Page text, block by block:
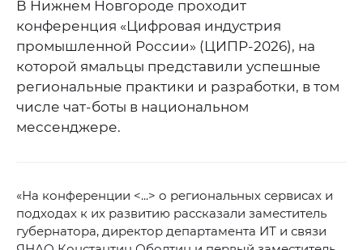
В Нижнем Новгороде проходит
конференция «Цифровая индустрия
промышленной России» (ЦИПР‑2026), на
которой ямальцы представили успешные
региональные практики и разработки, в том
числе чат-боты в национальном
мессенджере.
«На конференции <...> о региональных сервисах и
подходах к их развитию рассказали заместитель
губернатора, директор департамента ИТ и связи